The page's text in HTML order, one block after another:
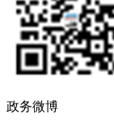
政务微博